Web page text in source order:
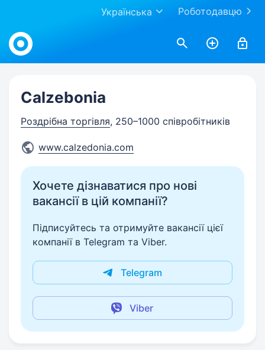
Роботодавцю
Українська
Work.ua
Calzebonia
Роздрібна торгівля, 250–1000 співробітників
www.calzedonia.com
Хочете дізнаватися про нові
вакансії в цій компанії?
Підписуйтесь та отримуйте вакансії цієї
компанії в Telegram та Viber.
Telegram
Viber